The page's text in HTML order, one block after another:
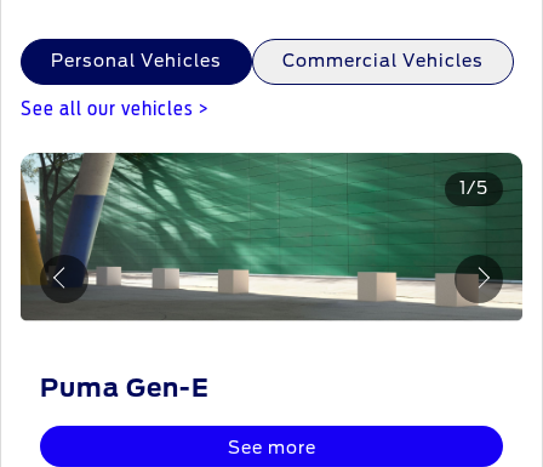
Personal Vehicles Commercial Vehicles
See all our vehicles >
/ 5
Puma Gen-E
See more